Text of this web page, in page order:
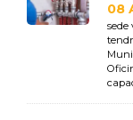
08
sede